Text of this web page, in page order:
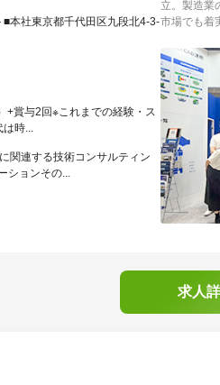
本社東京都千代田区九段北4-3-
+賞与2回※これまでの経験・ス
時...
関連する技術コンサルティン
ョンその...
立。製造業
市場でも着
求人